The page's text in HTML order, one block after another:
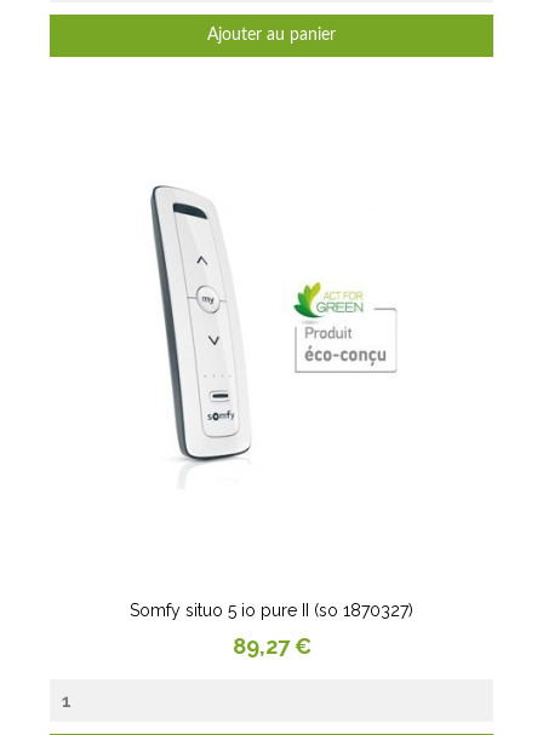
Ajouter au panier
Somfy situo 5 io pure II (so 1870327)
Prix
89,27 €